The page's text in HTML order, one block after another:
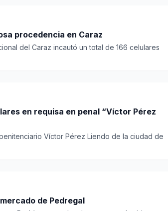
procedencia en Caraz
del Caraz incautó un total de 166 celulares
en requisa en penal “Víctor Pérez
Víctor Pérez Liendo de la ciudad de
de Pedregal